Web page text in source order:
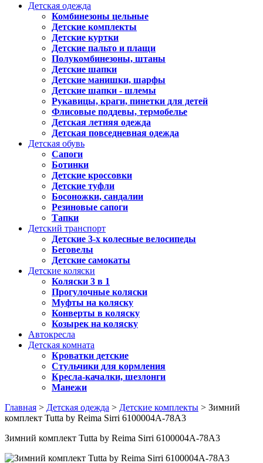
Детская одежда
Комбинезоны цельные
Детские комплекты
Детские куртки
Детские пальто и плащи
Полукомбинезоны, штаны
Детские шапки
Детские манишки, шарфы
Детские шапки - шлемы
Рукавицы, краги, пинетки для детей
Флисовые поддевы, термобелье
Детская летняя одежда
Детская повседневная одежда
Детская обувь
Сапоги
Ботинки
Детские кроссовки
Детские туфли
Босоножки, сандалии
Резиновые сапоги
Тапки
Детский транспорт
Детские 3-х колесные велосипеды
Беговелы
Детские самокаты
Детские коляски
Коляски 3 в 1
Прогулочные коляски
Муфты на коляску
Конверты в коляску
Козырек на коляску
Автокресла
Детская комната
Кроватки детские
Стульчики для кормления
Кресла-качалки, шезлонги
Манежи
Главная > Детская одежда > Детские комплекты > Зимний
комплект Tutta by Reima Sirri 6100004A-78A3
Зимний комплект Tutta by Reima Sirri 6100004A-78A3